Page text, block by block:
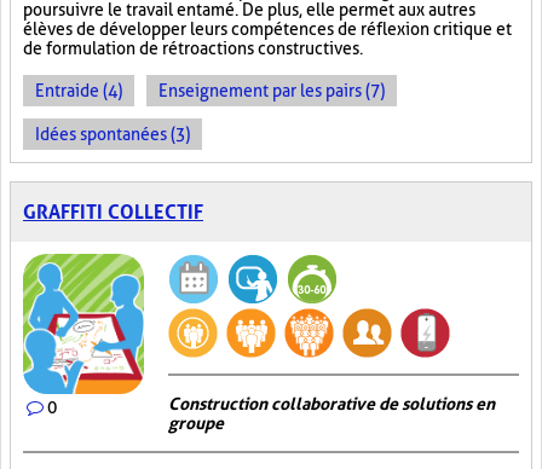
poursuivre le travail entamé. De plus, elle permet aux autres
élèves de développer leurs compétences de réflexion critique et
de formulation de rétroactions constructives.
Entraide (4) Enseignement par les pairs (7)
Idées spontanées (3)
GRAFFITI COLLECTIF
0
Construction collaborative de solutions en
groupe